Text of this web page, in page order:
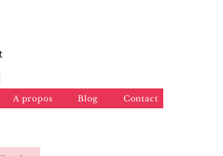
A propos Blog Contact